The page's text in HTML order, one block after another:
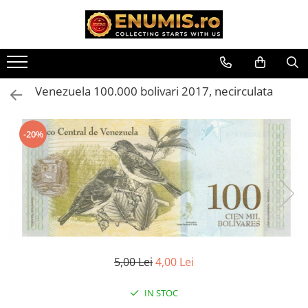
Monede Romania
Albume cu folii pentru stocare
monede
Bibliorafturi
Capsule monede
Cartonase autoadezive
Folii stocare monede
Soluții curățare, pensete, mănuși,
Tavite stocare si expunere
Venezuela 100.000 bolivari 2017, necirculata
-20%
5,00 Lei4,00 Lei
IN STOC